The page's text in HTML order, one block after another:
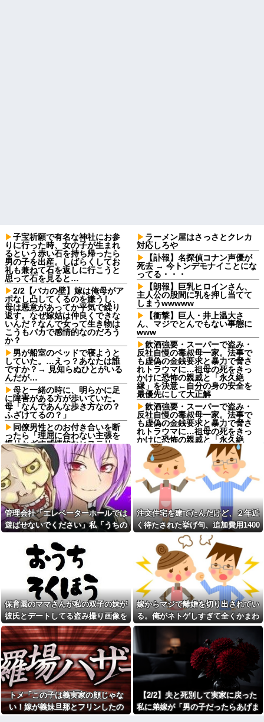
子宝祈願で有名な神社にお参
りに行った時、女の子が生まれ
るという赤い石を持ち帰ったら
男の子を出産。しばらくしてお
礼も兼ねて石を返しに行こうと
思って石を見ると…
2/2【バカの壁】嫁は俺母がア
ポなし凸してくるのを嫌うし、
母は悪意があってか平気で繰り
返す。なぜ嫁姑は仲良くできな
いんだ？なんで女って生き物は
こうもバカで感情的なのだろう
か？
男が船室のベッドで寝ようと
していた。…えっ？あなたは誰
ですか？→ 見知らぬひとがいる
んだが…
母と一緒の時に、明らかに足
に障害がある方が歩いていた。
母「なんであんな歩き方なの？
ふざけてるの？」
同僚男性とのお付き合いを断
ったら「理屈に合わない主張を
振りかざす感情的なヒステリー
女」と言いふらされて・・・
退職してしばらく経った頃、
元職場の取引先から連絡が来
た。話を聞くと納得できない内
容で…
義両親「空き家になるし住ん
でいいよ」私たち「じゃあお言
葉に甘えて…」→引っ越した途
端、予想外の出来事が待ってい
て…
予定より早めに家に帰宅。リ
ビングに「裸の嫁」と男がい
た。まさかの不倫現場に遭遇...
進学クラスで教師への不満を
抱えていた中学生。悩んだ末に
取った行動が大人にも響くもの
で…
彼の同期の嫁が子供を産ん
だ。すると、彼が「出産祝いに
人生ゲームをあげるんだ！」と
話してきて...
【速報】れいわ新選組さん
「いのちの党」に改名ｗｗｗｗ
ｗｗｗｗ
【画像】令和最新版のあのち
ゃん、可愛過ぎてワイらにブッ
刺さりまくりw w w w w w
【衝撃】浅田真央ちゃんの婚
活条件がこちら←むしろコレは
ラーメン屋はさっさとクレカ
対応しろや
【訃報】名探偵コナン声優が
死去 → 今トンデモナイことにな
ってる・・・
【朗報】巨乳ヒロインさん、
主人公の股間に乳を押し当てて
しまうwwwww
【衝撃】巨人・井上温大さ
ん、マジでとんでもない事態に
www
飲酒強要・スーパーで盗み・
反社自慢の毒叔母一家。法事で
も虚偽の金銭要求と暴力で脅さ
れトラウマに…祖母の死をきっ
かけに恐怖の親戚と「永久絶
縁」を決意←自分の身の安全を
最優先にして大正解
飲酒強要・スーパーで盗み・
反社自慢の毒叔母一家。法事で
も虚偽の金銭要求と暴力で脅さ
れトラウマに…祖母の死をきっ
かけに恐怖の親戚と「永久絶
縁」を決意←自分の身の安全を
最優先にして大正解
ジャンポケ斉藤の被害女性
「バウムクーヘン売ったり
TikTokライブしててムカついた
から示談しなかった」←これ
コインランドリーで私物の乾
燥機シートを「ご自由にどうぞ
だろw」と勝手に盗もうとした
DQN夫婦！注意したら「は？名
前かいてないんですけど」と逆
ジャンポケ斉藤「同意があっ
たんです。本当です。信じて下
さい」 ←何でこの主張が通ら
ないの？
父がﾀﾋんだ翌日、彼女から
「今日はつきあって半年の記念
日だね！おめでとう！」とメー
ルが来た。それから連絡は無視
てそう言って」と連絡きたけど
話もしたくないんだよ…….他
弟「エレベーターで知らない
女に蹴られた！」私「何した
の？」→事情を聞いた家族全員
が「それは自業自得」と呆れて
しまい…
【呆然】 兄が『結婚したい』
と連れて来た女忄生がアレルギ
管理会社「エレベーターホールでは
遊ばせないでください」私「うちの
の展開になり…
注文住宅を建てたんだけど、２年近
く待たされた挙げ句、追加費用1400
万請求された。流石におかしいよ
ね？
保育園のママさんが私の双子の妹が
彼氏とデートしてる盗み撮り画像を
見せて「あとはわかるよね？とりあ
えず5万を家に持ってきて」と脅し
てきた
嫁からマジで離婚を切り出されてい
る。俺がネトゲしすぎて全くかまわ
なかったのが原因らしく...
トメ「この子は義実家の顔じゃな
い！嫁が義妹旦那とフリンしたの
【2/2】夫と死別して実家に戻った
私に弟嫁が「男の子だったらあげま